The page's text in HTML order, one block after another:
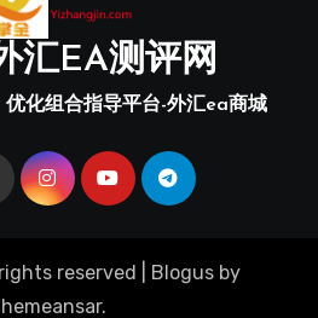
汇EA测评网
化组合指导平台-外汇ea商城
reserved Blogus by
.